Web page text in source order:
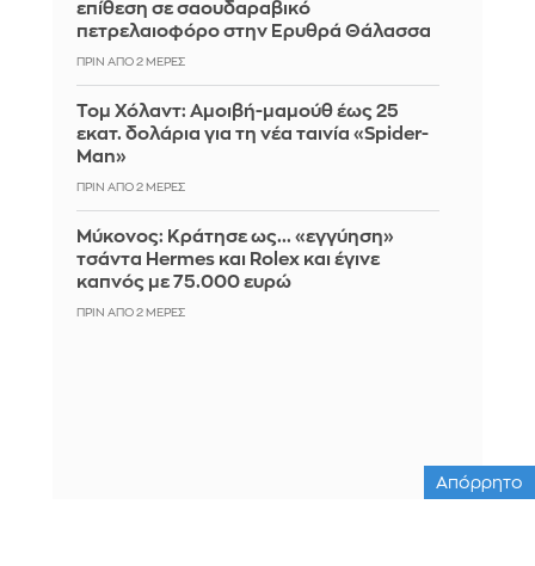
επίθεση σε σαουδαραβικό
πετρελαιοφόρο στην Ερυθρά Θάλασσα
ΠΡΙΝ ΑΠΌ 2 ΜΈΡΕΣ
Τομ Χόλαντ: Αμοιβή-μαμούθ έως 25
εκατ. δολάρια για τη νέα ταινία «Spider-
Man»
ΠΡΙΝ ΑΠΌ 2 ΜΈΡΕΣ
Μύκονος: Κράτησε ως... «εγγύηση»
τσάντα Hermes και Rolex και έγινε
καπνός με 75.000 ευρώ
ΠΡΙΝ ΑΠΌ 2 ΜΈΡΕΣ
Απόρρητο